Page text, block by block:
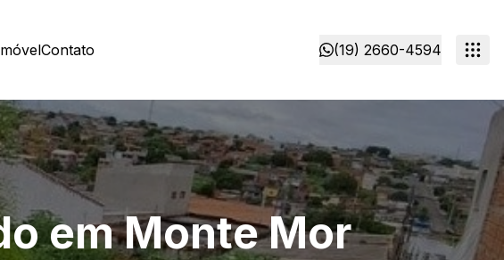
Contato (19) 2660-4594
em Monte Mor